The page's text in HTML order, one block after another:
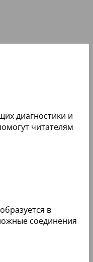
диагностики и
читателям
в
соединения